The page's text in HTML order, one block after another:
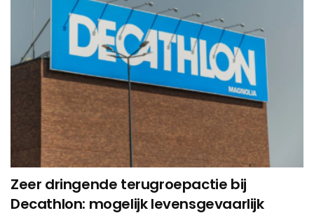
Zeer dringende terugroepactie bij
Decathlon: mogelijk levensgevaarlijk